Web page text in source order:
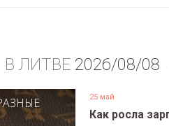
В ЛИТВЕ 2026/08/08
25 май
Как росла